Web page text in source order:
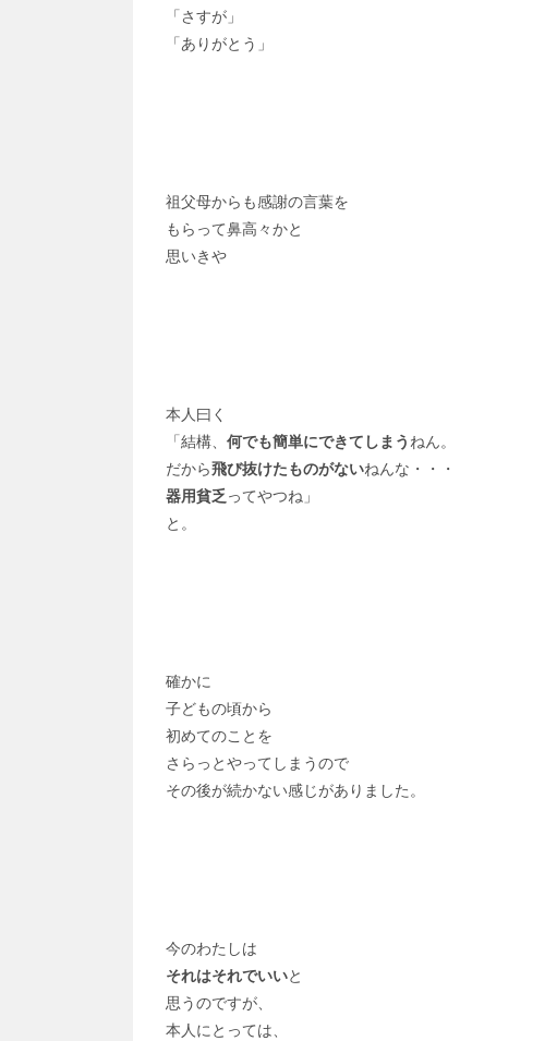
「さすが」
「ありがとう」
祖父母からも感謝の言葉を
もらって鼻高々かと
思いきや
本人曰く
「結構、 何でも簡単にできてしまうねん。
だから飛び抜けたものがないねんな・・・
器用貧乏 ってやつね」
と。
確かに
子どもの頃から
初めてのことを
さらっとやってしまうので
その後が続かない感じがありました。
今のわたしは
それはそれでいいと
思うのですが、
本人にとっては、